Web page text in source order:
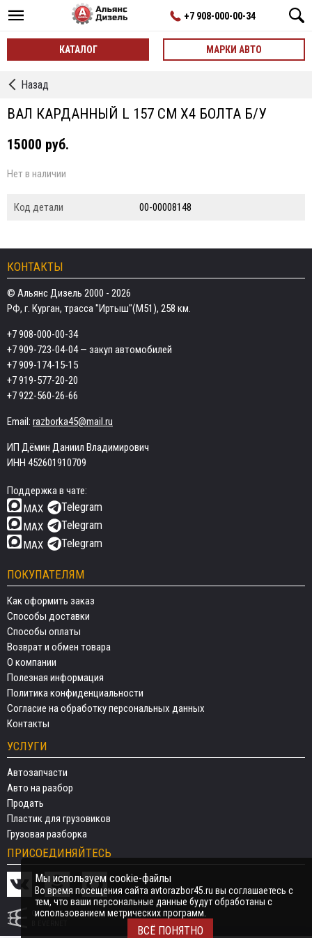
+7 908-000-00-34
КАТАЛОГ МАРКИ АВТО
←
карданные
Назад
ВАЛ КАРДАННЫЙ L 157 СМ Х4 БОЛТА Б/У
15000 руб.
Нет в наличии
Код детали 00-00008148
КОНТАКТЫ
© Альянс Дизель 2000 - 2026
РФ, г. Курган, трасса "Иртыш"(М51), 258 км.
+7 908-000-00-34
+7 909-723-04-04— закуп автомобилей
+7 909-174-15-15
+7 919-577-20-20
+7 922-560-26-66
Email: razborka45@mail.ru
ИП Дёмин Даниил Владимирович
ИНН 452601910709
Поддержка в чате:
MAX
Telegram
MAX Telegram
MAX Telegram
ПОКУПАТЕЛЯМ
Как оформить заказ
Способы доставки
Способы оплаты
Возврат и обмен товара
О компании
Полезная информация
Политика конфиденциальности
Согласие на обработку персональных данных
Контакты
УСЛУГИ
Автозапчасти
Авто на разбор
Продать
Пластик для грузовиков
Грузовая разборка
ПРИСОЕДИНЯЙТЕСЬ
СДЕЛАНО
Мы используем cookie-файлы
Во время посещения сайта avtorazbor45.ru вы соглашаетесь с
тем, что ваши персональные данные будут обработаны с
использованием метрических программ.
ВСЁ ПОНЯТНО